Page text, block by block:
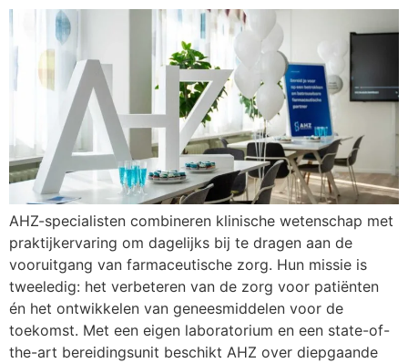
AHZ-specialisten combineren klinische wetenschap met
praktijkervaring om dagelijks bij te dragen aan de
vooruitgang van farmaceutische zorg. Hun missie is
tweeledig: het verbeteren van de zorg voor patiënten
én het ontwikkelen van geneesmiddelen voor de
toekomst. Met een eigen laboratorium en een state-of-
the-art bereidingsunit beschikt AHZ over diepgaande